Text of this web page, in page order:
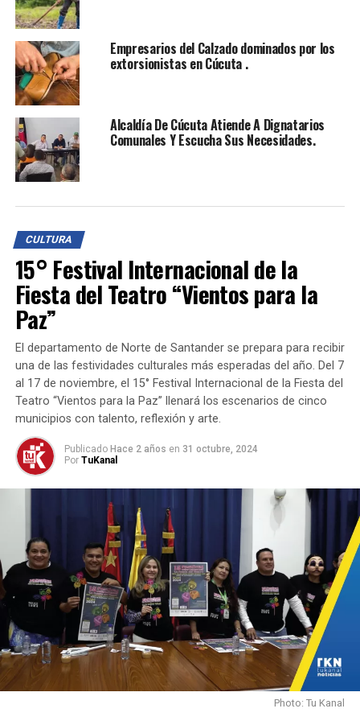
ARTE ESCÉNICO
CLOWN
CULTURA
EVENTOS CULTURALES
GOBERNACIÓN DE NORTE DE SANTANDER
NORTE DE SANTANDER
PROMOCIÓN DE LA PAZ
TÍTERES
VEREDAS
VI FESTIVAL DE ARTES ESCÉNICAS
ZONAS RURALES
NO TE PIERDAS
“Vientos para la Paz”
Empresarios del Calzado dominados por los
extorsionistas en Cúcuta .
Alcaldía De Cúcuta Atiende A Dignatarios
Comunales Y Escucha Sus Necesidades.
CULTURA
15° Festival Internacional de la
Fiesta del Teatro “Vientos para la
Paz”
El departamento de Norte de Santander se prepara para recibir
una de las festividades culturales más esperadas del año. Del 7
al 17 de noviembre, el 15° Festival Internacional de la Fiesta del
Teatro “Vientos para la Paz” llenará los escenarios de cinco
municipios con talento, reflexión y arte.
Publicado Hace 2 años en 31 octubre, 2024
Por TuKanal
Photo: Tu Kanal